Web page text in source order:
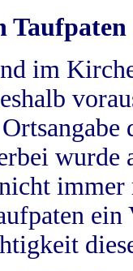
Taufpaten
im
wurde